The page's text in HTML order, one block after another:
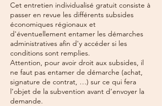
Cet entretien individualisé gratuit consiste à
passer en revue les différents subsides
économiques régionaux et
d'éventuellement entamer les démarches
administratives afin d'y accéder si les
conditions sont remplies.
Attention, pour avoir droit aux subsides, il
ne faut pas entamer de démarche (achat,
signature de contrat, …) sur ce qui fera
l’objet de la subvention avant d’envoyer la
demande.